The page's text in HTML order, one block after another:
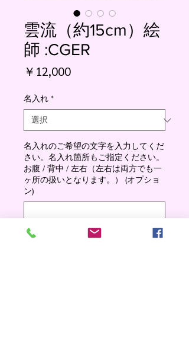
雲流（約15cm）絵
師 :CGER
￥12,000価
名入れ *
名入れのご希望の文字を入力してくだ
さい。名入れ箇所もご指定ください。
お腹 / 背中 / 左右（左右は両方でも一
ヶ所の扱いとなります。） (オプショ
ン)
0/500